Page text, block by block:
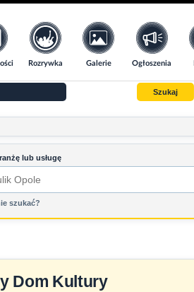
Rozrywka Galerie Ogłoszenia
Szukaj
lub usługę
szukać?
Dom Kultury